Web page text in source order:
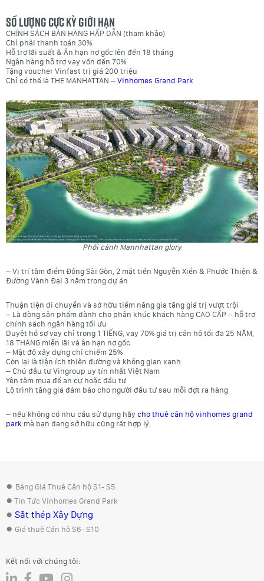
SỐ LƯỢNG CỰC KỲ GIỚI HẠN
CHÍNH SÁCH BÁN HÀNG HẤP DẪN (tham khảo)
Chỉ phải thanh toán 30%
Hỗ trợ lãi suất & Ân hạn nợ gốc lên đến 18 tháng
Ngân hàng hỗ trợ vay vốn đến 70%
Tặng voucher Vinfast trị giá 200 triệu
Chỉ có thể là THE MANHATTAN – Vinhomes Grand Park
Phối cảnh Mannhattan glory
– Vị trí tâm điểm Đông Sài Gòn, 2 mặt tiền Nguyễn Xiển & Phước Thiện &
Đường Vành Đai 3 nằm trong dự án
Thuận tiện di chuyển và sở hữu tiềm năng gia tăng giá trị vượt trội
– Là dòng sản phẩm dành cho phân khúc khách hàng CAO CẤP – hỗ trợ
chính sách ngân hàng tối ưu
Duyệt hồ sơ vay chỉ trong 1 TIẾNG, vay 70% giá trị căn hộ tối đa 25 NĂM,
18 THÁNG miễn lãi và ân hạn nợ gốc
– Mật độ xây dựng chỉ chiếm 25%
Còn lại là tiện ích thiên đường và không gian xanh
– Chủ đầu tư Vingroup uy tín nhất Việt Nam
Yên tâm mua để an cư hoặc đầu tư
Lộ trình tăng giá đảm bảo cho người đầu tư sau mỗi đợt ra hàng
– nếu không có nhu cầu sử dụng hãy cho thuê căn hộ vinhomes grand
park mà bạn đang sở hữu cũng rất hợp lý.
● Bảng Giá Thuê Căn hộ S1- S5
● Tin Tức Vinhomes Grand Park
● Sắt thép Xây Dựng
● Giá thuê Căn hộ S6- S10
Kết nối với chúng tôi: